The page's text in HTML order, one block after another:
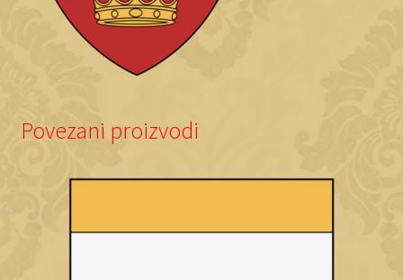
Povezani proizvodi